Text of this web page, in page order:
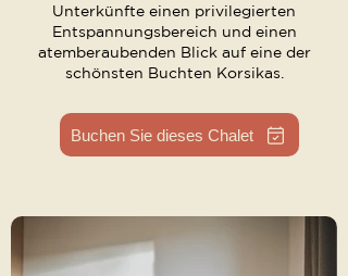
Unterkünfte einen privilegierten
Entspannungsbereich und einen
atemberaubenden Blick auf eine der
schönsten Buchten Korsikas.
Buchen Sie dieses Chalet